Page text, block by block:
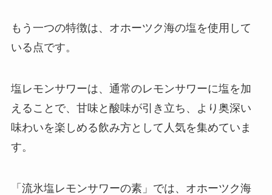
もう一つの特徴は、オホーツク海の塩を使用して
いる点です。
塩レモンサワーは、通常のレモンサワーに塩を加
えることで、甘味と酸味が引き立ち、より奥深い
味わいを楽しめる飲み方として人気を集めていま
す。
「流氷塩レモンサワーの素」では、オホーツク海